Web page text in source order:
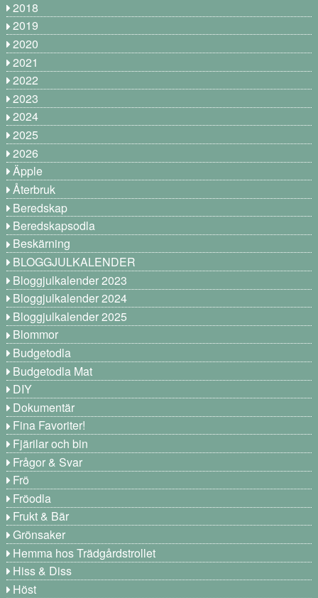
2018
2019
2020
2021
2022
2023
2024
2025
2026
Äpple
Återbruk
Beredskap
Beredskapsodla
Beskärning
BLOGGJULKALENDER
Bloggjulkalender 2023
Bloggjulkalender 2024
Bloggjulkalender 2025
Blommor
Budgetodla
Budgetodla Mat
DIY
Dokumentär
Fina Favoriter!
Fjärilar och bin
Frågor & Svar
Frö
Fröodla
Frukt & Bär
Grönsaker
Hemma hos Trädgårdstrollet
Hiss & Diss
Höst